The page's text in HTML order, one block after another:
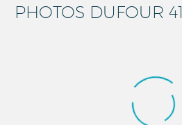
PHOTOS DUFOUR 41